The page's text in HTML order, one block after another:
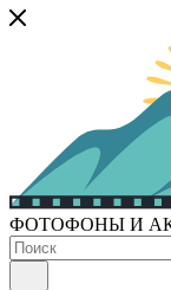
ФОТОФОНЫ И